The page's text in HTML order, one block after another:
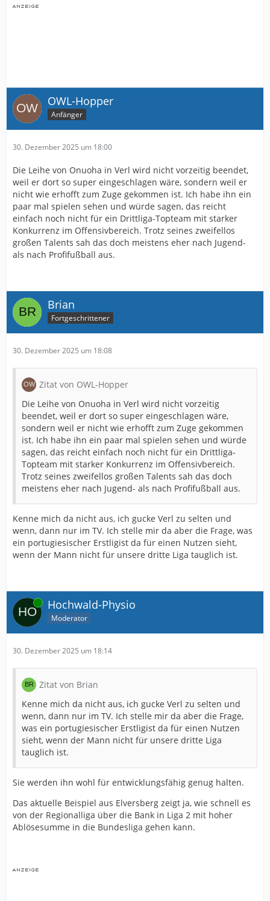
OWL-Hopper
Anfänger
30. Dezember 2025 um 18:00
Die Leihe von Onuoha in Verl wird nicht vorzeitig beendet,
weil er dort so super eingeschlagen wäre, sondern weil er
nicht wie erhofft zum Zuge gekommen ist. Ich habe ihn ein
paar mal spielen sehen und würde sagen, das reicht
einfach noch nicht für ein Drittliga-Topteam mit starker
Konkurrenz im Offensivbereich. Trotz seines zweifellos
großen Talents sah das doch meistens eher nach Jugend-
als nach Profifußball aus.
Brian
Fortgeschrittener
30. Dezember 2025 um 18:08
Zitat von OWL-Hopper
Die Leihe von Onuoha in Verl wird nicht vorzeitig
beendet, weil er dort so super eingeschlagen wäre,
sondern weil er nicht wie erhofft zum Zuge gekommen
ist. Ich habe ihn ein paar mal spielen sehen und würde
sagen, das reicht einfach noch nicht für ein Drittliga-
Topteam mit starker Konkurrenz im Offensivbereich.
Trotz seines zweifellos großen Talents sah das doch
meistens eher nach Jugend- als nach Profifußball aus.
Kenne mich da nicht aus, ich gucke Verl zu selten und
wenn, dann nur im TV. Ich stelle mir da aber die Frage, was
ein portugiesischer Erstligist da für einen Nutzen sieht,
wenn der Mann nicht für unsere dritte Liga tauglich ist.
Online Hochwald-Physio
Moderator
30. Dezember 2025 um 18:14
Zitat von Brian
Kenne mich da nicht aus, ich gucke Verl zu selten und
wenn, dann nur im TV. Ich stelle mir da aber die Frage,
was ein portugiesischer Erstligist da für einen Nutzen
sieht, wenn der Mann nicht für unsere dritte Liga
tauglich ist.
Sie werden ihn wohl für entwicklungsfähig genug halten.
Das aktuelle Beispiel aus Elversberg zeigt ja, wie schnell es
von der Regionalliga über die Bank in Liga 2 mit hoher
Ablösesumme in die Bundesliga gehen kann.